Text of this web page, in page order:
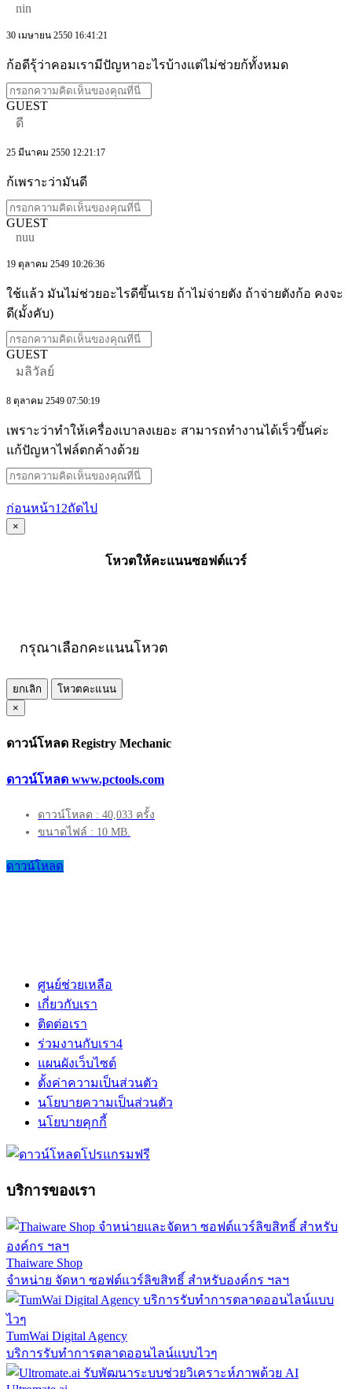
nin
30 เมษายน 2550 16:41:21
ก้อดีรุ้ว่าคอมเรามีปัญหาอะไรบ้างแต่ไม่ช่วยก้ทั้งหมด
GUEST
ดี
25 มีนาคม 2550 12:21:17
ก้เพราะว่ามันดี
GUEST
nuu
19 ตุลาคม 2549 10:26:36
ใช้แล้ว มันไม่ช่วยอะไรดีขึ้นเรย ถ้าไม่จ่ายตัง ถ้าจ่ายตังก้อ คงจะ
ดี(มั้งคับ)
GUEST
มลิวัลย์
8 ตุลาคม 2549 07:50:19
เพราะว่าทำให้เครื่องเบาลงเยอะ สามารถทำงานได้เร็วขึ้นค่ะ
แก้ปัญหาไฟล์ตกค้างด้วย
ก่อนหน้า1 2ถัดไป
×
โหวตให้คะแนนซอฟต์แวร์
กรุณาเลือกคะแนนโหวต
ยกเลิก
โหวตคะแนน
×
ดาวน์โหลด Registry Mechanic
ดาวน์โหลด www.pctools.com
ดาวน์โหลด : 40,033 ครั้ง
ขนาดไฟล์ : 10 MB.
ดาวน์โหลด
ศูนย์ช่วยเหลือ
เกี่ยวกับเรา
ติดต่อเรา
ร่วมงานกับเรา4
แผนผังเว็บไซต์
ตั้งค่าความเป็นส่วนตัว
นโยบายความเป็นส่วนตัว
นโยบายคุกกี้
บริการของเรา
Thaiware Shop
จำหน่าย จัดหา ซอฟต์แวร์ลิขสิทธิ์ สำหรับองค์กร ฯลฯ
TumWai Digital Agency
บริการรับทำการตลาดออนไลน์แบบไวๆ